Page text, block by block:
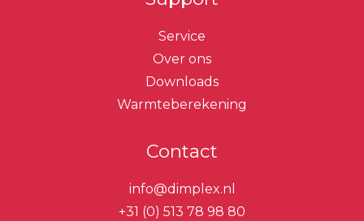
Service
Over ons
Downloads
Warmteberekening
Contact
info@dimplex.nl
+31 (0) 513 78 98 80